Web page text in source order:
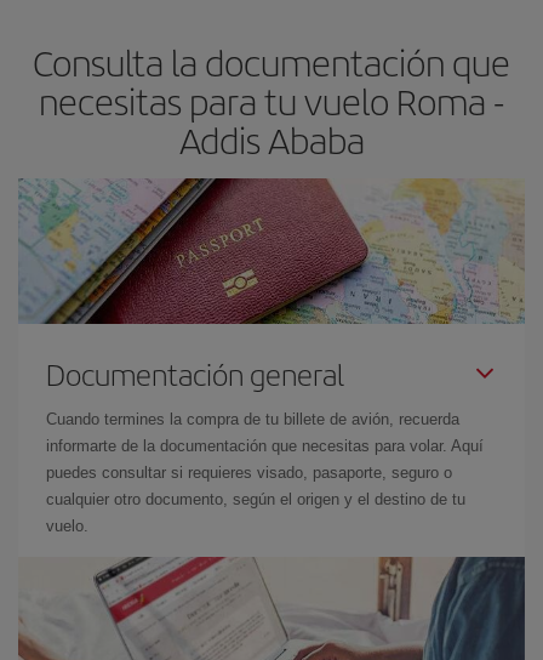
Consulta la documentación que
necesitas para tu vuelo Roma -
Addis Ababa
Documentación general
Cuando termines la compra de tu billete de avión, recuerda
informarte de la documentación que necesitas para volar. Aquí
puedes consultar si requieres visado, pasaporte, seguro o
cualquier otro documento, según el origen y el destino de tu
vuelo.